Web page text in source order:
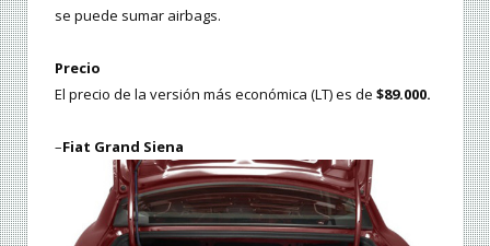
se puede sumar airbags.
Precio
El precio de la versión más económica (LT) es de $89.000.
–Fiat Grand Siena